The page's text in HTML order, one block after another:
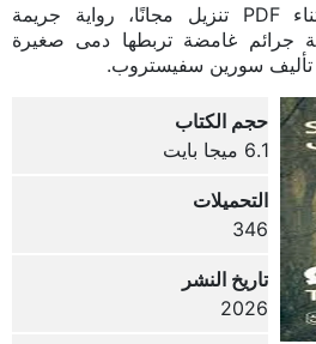
تحميل رواية رجل الكستناء PDF تنزيل مجانًا، رواية جريمة
جرائم غامضة تربطها دمى صغيرة
سورين سفيستروب.
حجم الكتاب
6.1 ميجا بايت
التحميلات
346
تاريخ النشر
2026